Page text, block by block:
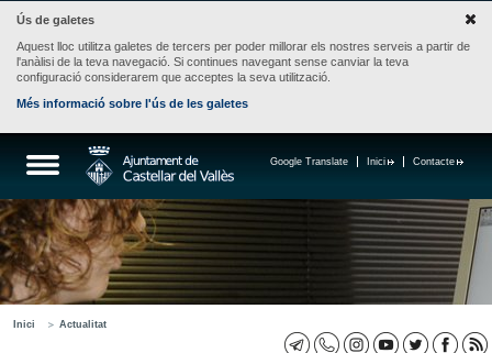
Ús de galetes
Aquest lloc utilitza galetes de tercers per poder millorar els nostres serveis a partir de
l'anàlisi de la teva navegació. Si continues navegant sense canviar la teva
configuració considerarem que acceptes la seva utilització.
Més informació sobre l'ús de les galetes
Contacte
Inici
Google Translate
Inici Actualitat